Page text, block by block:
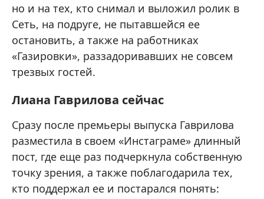
но и на тех, кто снимал и выложил ролик в
Сеть, на подруге, не пытавшейся ее
остановить, а также на работниках
«Газировки», раззадоривавших не совсем
трезвых гостей.
Лиана Гаврилова сейчас
Сразу после премьеры выпуска Гаврилова
разместила в своем «Инстаграме» длинный
пост, где еще раз подчеркнула собственную
точку зрения, а также поблагодарила тех,
кто поддержал ее и постарался понять: